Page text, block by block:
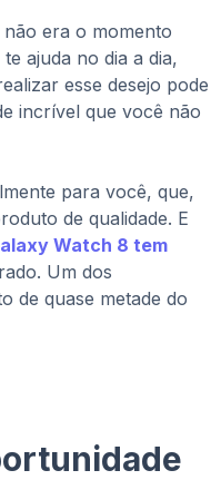
era o momento
ajuda no dia a dia,
esse desejo pode
incrível que você não
para você, que,
de qualidade. E
Watch 8 tem
Um dos
de quase metade do